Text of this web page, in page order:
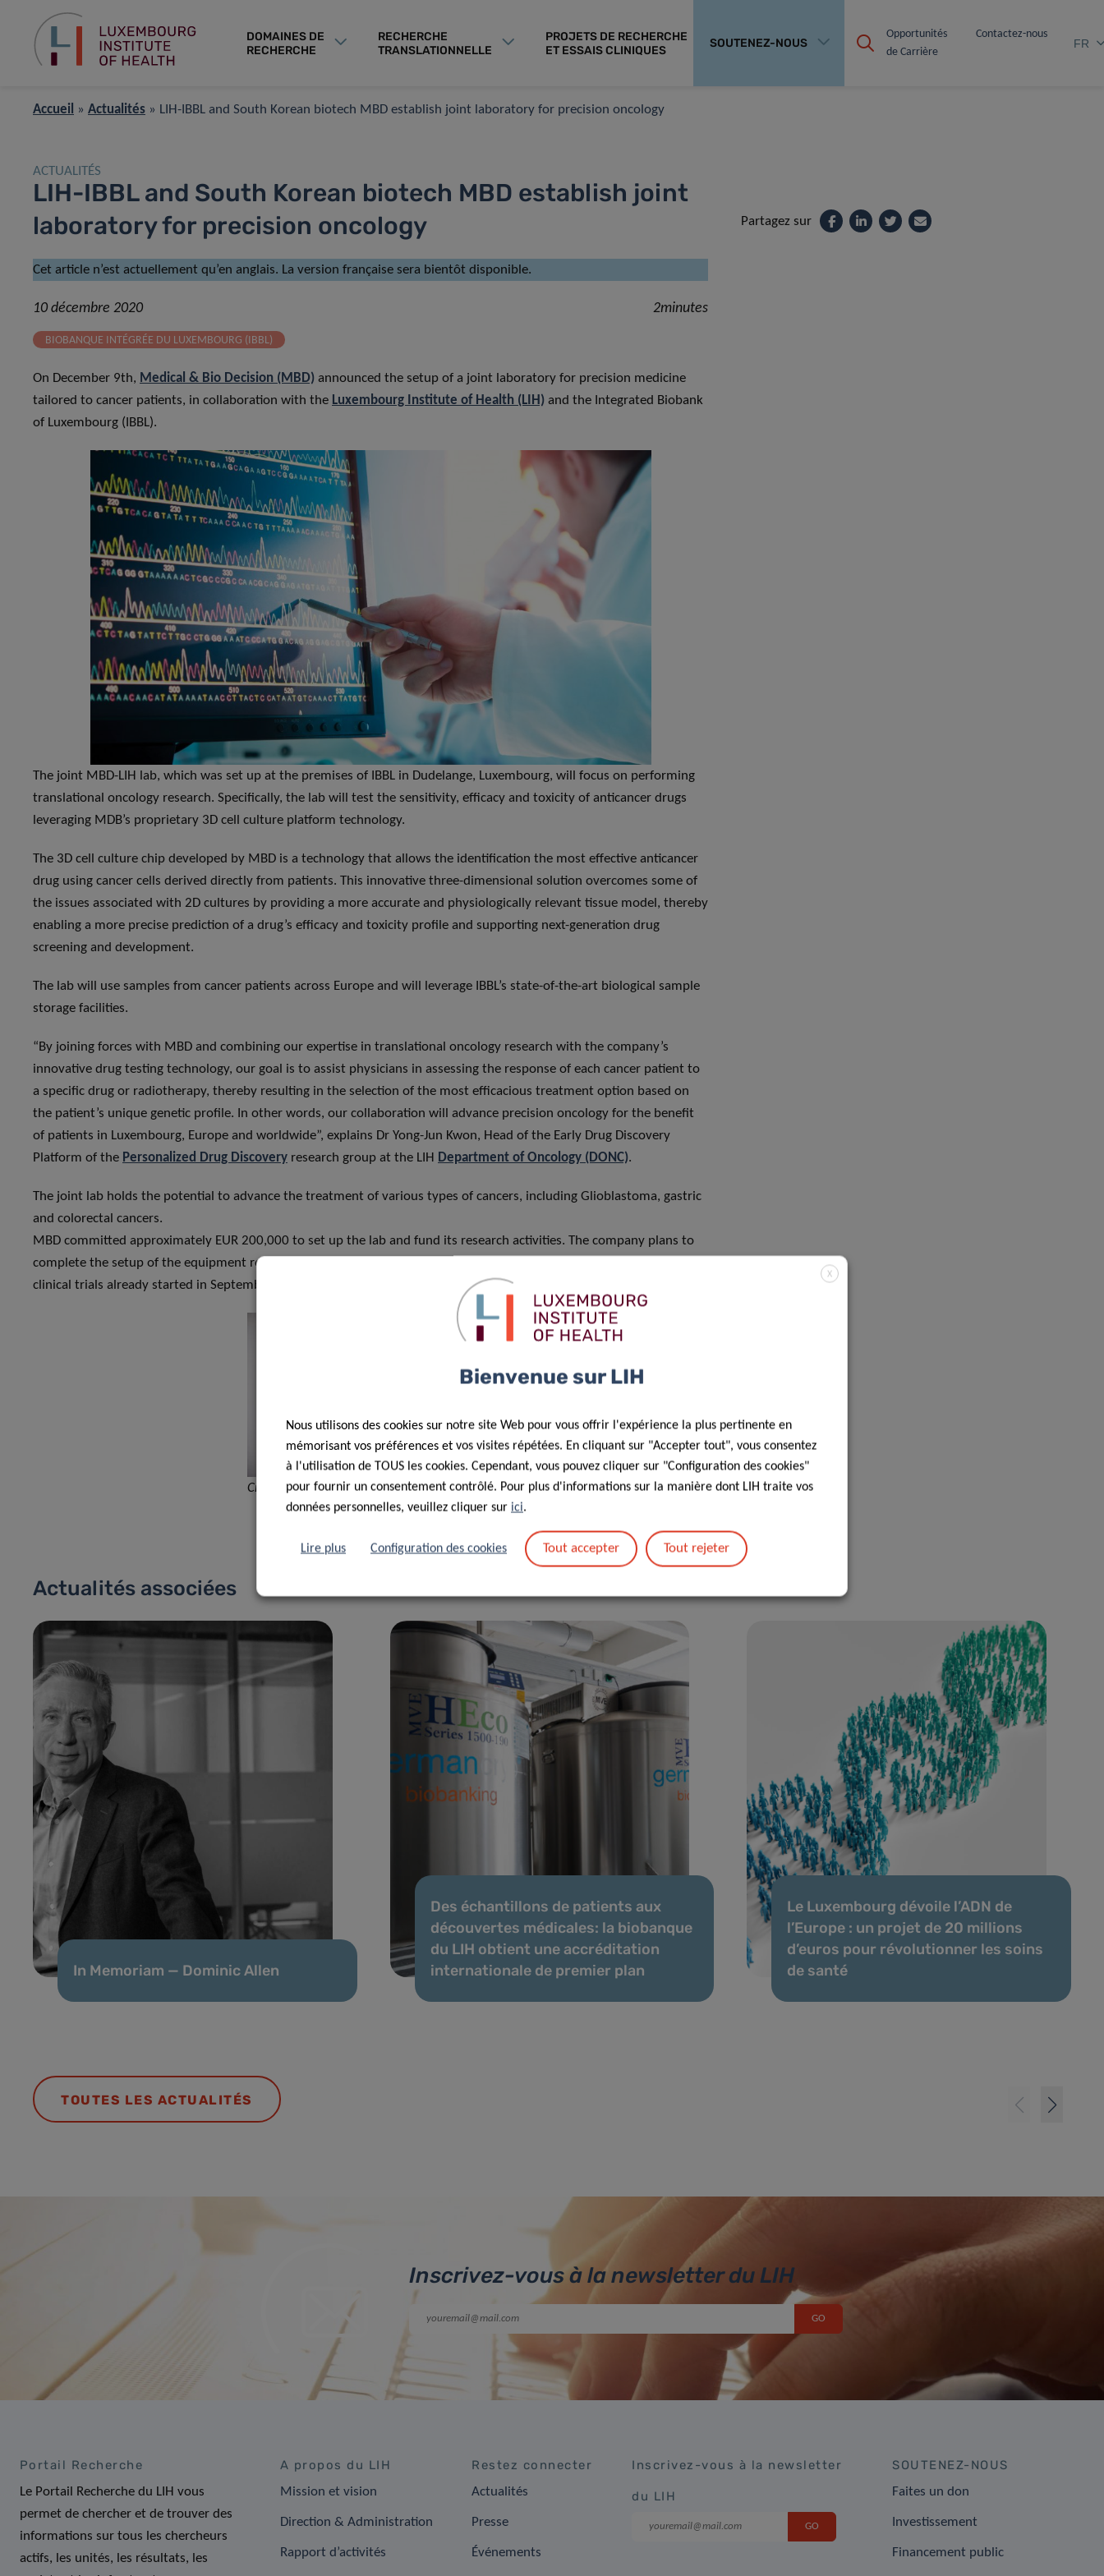
DOMAINES DE
RECHERCHE
RECHERCHE
TRANSLATIONNELLE
PROJETS DE RECHERCHE
ET ESSAIS CLINIQUES
SOUTENEZ-NOUS
Opportunités
de Carrière
Contactez-nous
FR
Accueil » Actualités » LIH-IBBL and South Korean biotech MBD establish joint laboratory for precision oncology
ACTUALITÉS
LIH-IBBL and South Korean biotech MBD establish joint
laboratory for precision oncology
Cet article n’est actuellement qu’en anglais. La version française sera bientôt disponible.
10 décembre 2020 2minutes
BIOBANQUE INTÉGRÉE DU LUXEMBOURG (IBBL)
On December 9th, Medical & Bio Decision (MBD) announced the setup of a joint laboratory for precision medicine
tailored to cancer patients, in collaboration with the Luxembourg Institute of Health (LIH) and the Integrated Biobank
of Luxembourg (IBBL).
The joint MBD-LIH lab, which was set up at the premises of IBBL in Dudelange, Luxembourg, will focus on performing
translational oncology research. Specifically, the lab will test the sensitivity, efficacy and toxicity of anticancer drugs
leveraging MDB’s proprietary 3D cell culture platform technology.
The 3D cell culture chip developed by MBD is a technology that allows the identification the most effective anticancer
drug using cancer cells derived directly from patients. This innovative three-dimensional solution overcomes some of
the issues associated with 2D cultures by providing a more accurate and physiologically relevant tissue model, thereby
enabling a more precise prediction of a drug’s efficacy and toxicity profile and supporting next-generation drug
screening and development.
The lab will use samples from cancer patients across Europe and will leverage IBBL’s state-of-the-art biological sample
storage facilities.
“By joining forces with MBD and combining our expertise in translational oncology research with the company’s
innovative drug testing technology, our goal is to assist physicians in assessing the response of each cancer patient to
a specific drug or radiotherapy, thereby resulting in the selection of the most efficacious treatment option based on
the patient’s unique genetic profile. In other words, our collaboration will advance precision oncology for the benefit
of patients in Luxembourg, Europe and worldwide”, explains Dr Yong-Jun Kwon, Head of the Early Drug Discovery
Platform of the Personalized Drug Discovery research group at the LIH Department of Oncology (DONC).
The joint lab holds the potential to advance the treatment of various types of cancers, including Glioblastoma, gastric
and colorectal cancers.
MBD committed approximately EUR 200,000 to set up the lab and fund its research activities. The company plans to
complete the setup of the equipment related to the installation of the joint laboratory in December 2020. Full-scale
clinical trials already started in September 2020.
Credit: MBD
Partagez sur
Actualités associées
In Memoriam — Dominic Allen
Des échantillons de patients aux
découvertes médicales: la biobanque
du LIH obtient une accréditation
internationale de premier plan
Le Luxembourg dévoile l’ADN de
l’Europe : un projet de 20 millions
d’euros pour révolutionner les soins
de santé
TOUTES LES ACTUALITÉS
Inscrivez-vous à la newsletter du LIH
Portail Recherche
Le Portail Recherche du LIH vous
permet de chercher et de trouver des
informations sur tous les chercheurs
actifs, les unités, les résultats, les
A propos du LIH
Mission et vision
Direction & Administration
Rapport d’activités
Restez connecter
Actualités
Presse
Événements
Inscrivez-vous à la newsletter
du LIH
SOUTENEZ-NOUS
Faites un don
Investissement
Financement public
X
Bienvenue sur LIH
Nous utilisons des cookies sur notre site Web pour vous offrir l'expérience la plus pertinente en
mémorisant vos préférences et vos visites répétées. En cliquant sur "Accepter tout", vous consentez
à l'utilisation de TOUS les cookies. Cependant, vous pouvez cliquer sur "Configuration des cookies"
pour fournir un consentement contrôlé. Pour plus d'informations sur la manière dont LIH traite vos
données personnelles, veuillez cliquer sur ici.
Lire plus Configuration des cookies Tout accepter Tout rejeter